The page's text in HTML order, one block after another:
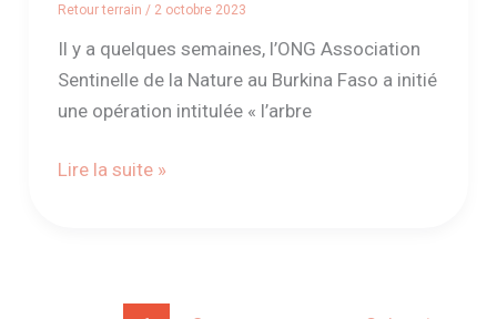
Retour terrain / 2 octobre 2023
Il y a quelques semaines, l’ONG Association
Sentinelle de la Nature au Burkina Faso a initié
une opération intitulée « l’arbre
Lire la suite »